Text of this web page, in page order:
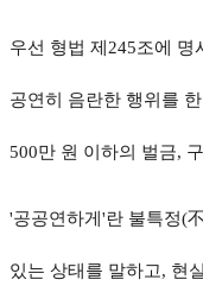
우선 형법 제245조에 명
공연히 음란한 행위를
500만 원 이하의 벌금,
'공공연하게'란 불특정(
있는 상태를 말하고, 현